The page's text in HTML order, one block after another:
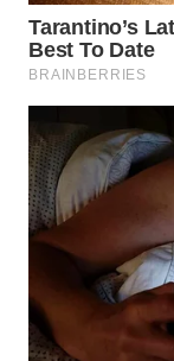
WN DELI
SERDANG
WN
TEBING
TINGGI
PAKPAK